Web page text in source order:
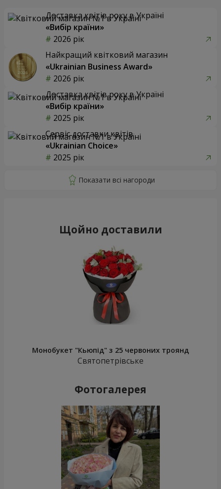
Доставка квітів року в Україні
«Вибір країни»
2026 рік
Найкращий квітковий магазин
«Ukrainian Business Award»
2026 рік
Доставка квітів року в Україні
«Вибір країни»
2025 рік
Сервіс доставки квітів
«Ukrainian Choice»
2025 рік
Щойно доставили
Монобукет "Кьюпід" з 25 червоних троянд
Святопетрівське
Фотогалерея